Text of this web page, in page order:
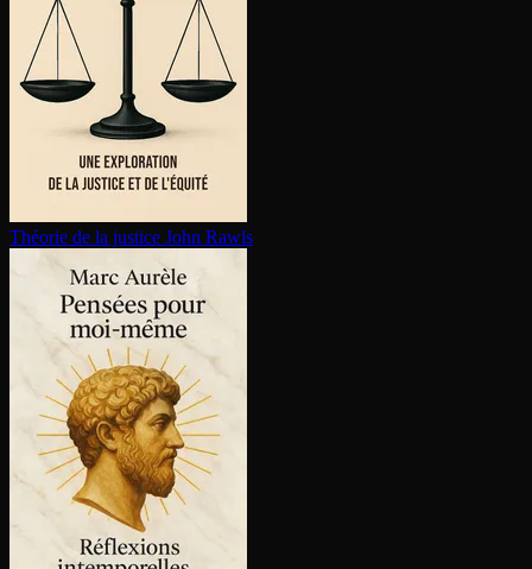
Théorie de la justice John Rawls